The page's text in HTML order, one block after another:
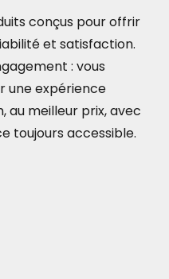
conçus pour offrir
et satisfaction.
: vous
une expérience
au meilleur prix, avec
toujours accessible.